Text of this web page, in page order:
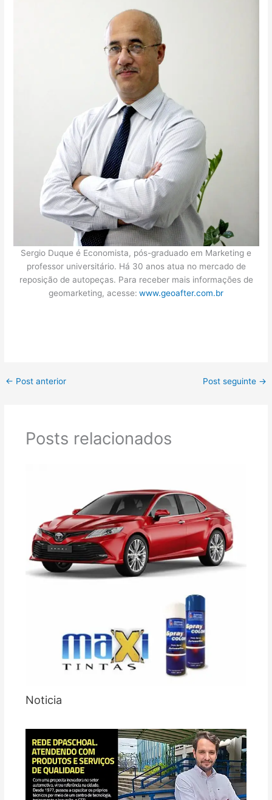
Sergio Duque é Economista, pós-graduado em Marketing e
professor universitário. Há 30 anos atua no mercado de
reposição de autopeças. Para receber mais informações de
geomarketing, acesse: www.geoafter.com.br
← Post anterior Post seguinte →
Posts relacionados
Noticia